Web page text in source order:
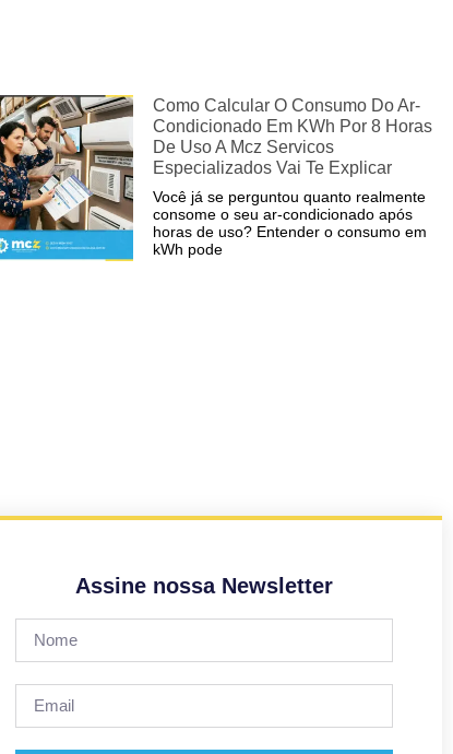
Como Calcular O Consumo Do Ar-
Condicionado Em KWh Por 8 Horas
De Uso A Mcz Servicos
Especializados Vai Te Explicar
Você já se perguntou quanto realmente
consome o seu ar-condicionado após
horas de uso? Entender o consumo em
kWh pode
Assine nossa Newsletter